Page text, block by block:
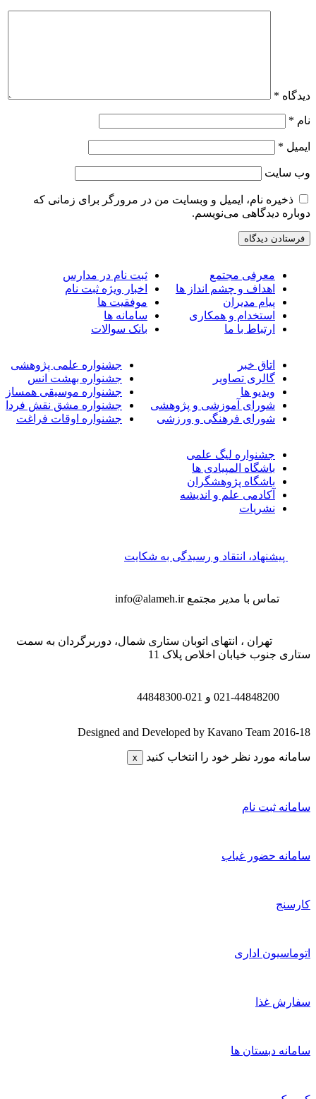
*
*
*
سایت
ذخیره نام، ایمیل و وبسایت من در مرورگر برای زمانی که
دیدگاهی می‌نویسم.
معرفی مجتمع
اهداف و چشم انداز ها
پیام مدیران
استخدام و همکاری
ارتباط با ما
ثبت نام در مدارس
اخبار ویژه ثبت نام
موفقیت ها
سامانه ها
بانک سوالات
اتاق خبر
گالری تصاویر
ویدیو ها
شورای آموزشی و پژوهشی
شورای فرهنگی و ورزشی
جشنواره علمی پژوهشی
جشنواره بهشت انس
جشنواره موسیقی همساز
جشنواره مشق نقش فردا
جشنواره اوقات فراغت
جشنواره لیگ علمی
باشگاه المپیادی ها
باشگاه پژوهشگران
آکادمی علم و اندیشه
نشریات
پیشنهاد، انتقاد و رسیدگی به شکایت
تماس با مدیر مجتمعinfo@alameh.ir
تهران ، انتهای اتوبان ستاری شمال، دوربرگردان به سمت
جنوب خیابان اخلاص پلاک 11
021-44848200 و 021-44848300
Designed and Developed by Kavano Team 2016-
مورد نظر خود را انتخاب کنید
ثبت نام
حضور غیاب
اداری
غذا
دبستان ها